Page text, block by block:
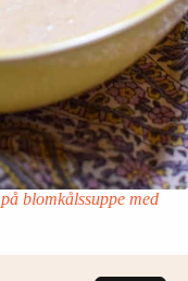
blomkålssuppe med